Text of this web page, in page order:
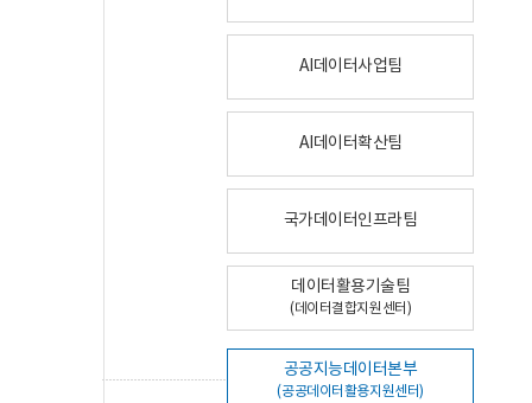
AI데이터사업팀
AI데이터확산팀
국가데이터인프라팀
데이터활용기술팀
(데이터결합지원센터)
공공지능데이터본부
(공공데이터활용지원센터)